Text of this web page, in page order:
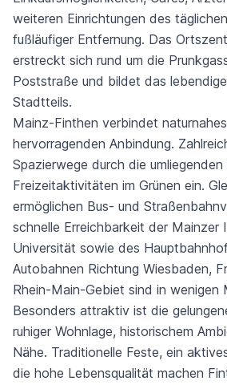
weiteren Einrichtungen des
fußläufiger Entfernung. Das
erstreckt sich rund um die
Poststraße und bildet das
Stadtteils.
Mainz-Finthen verbindet
hervorragenden Anbindung.
Spazierwege durch die
Freizeitaktivitäten im Grünen ein.
ermöglichen Bus- und
schnelle Erreichbarkeit der Mainzer
Universität sowie des
Autobahnen Richtung Wiesbaden,
Rhein-Main-Gebiet sind in wenigen
Besonders attraktiv ist die
ruhiger Wohnlage, historischem
Nähe. Traditionelle Feste, ein
die hohe Lebensqualität machen